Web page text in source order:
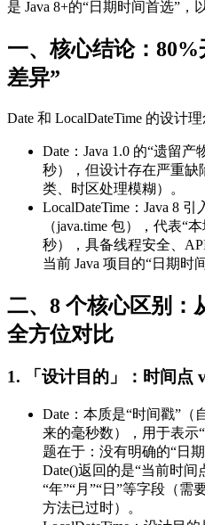
是 Java 8+的“日期时间首选”，
一、核心结论：
差异”
Date 和 LocalDateTime 的设计
Date：Java 1.0 的“遗留
秒），但设计存在严重缺
类、时区处理模糊）。
LocalDateTime：Java 8
（java.time 包），代表“
秒），具备线程安全、
当前 Java 项目的“日期时
二、8 个核心区别：
全方位对比
1. 「设计目的」：时间点
Date：本质是“时间戳”（
来的毫秒数），用于表示
题在于：没有明确的“日
Date()返回的是“当前时
“年”“月”“日”等字段（需
方法已过时）。